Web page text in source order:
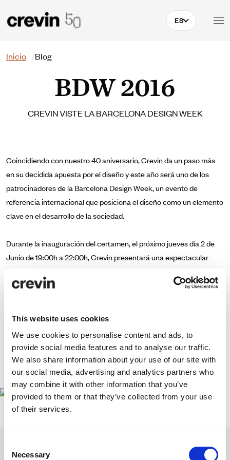
This website uses cookies
We use cookies to personalise content and ads, to
provide social media features and to analyse our traffic.
We also share information about your use of our site with
our social media, advertising and analytics partners who
may combine it with other information that you’ve
provided to them or that they’ve collected from your use
of their services.
Selection
Necessary
ES
Buscar
Inicio Blog
BDW 2016
CREVIN VISTE LA BARCELONA DESIGN WEEK
Coincidiendo con nuestro 40 aniversario, Crevin da un paso más
en su decidida apuesta por el diseño y este año será uno de los
patrocinadores de la Barcelona Design Week, un evento de
referencia internacional que posiciona el diseño como un elemento
clave en el desarrollo de la sociedad.
Durante la inauguración del certamen, el próximo jueves día 2 de
Junio de 19:00h a 22:00h, Crevin presentará una espectacular
instalación de arquitectura textil en el espacio exterior del edificio
Disseny HUB Barcelona, un evento distendido y abierto al público
que dará comienzo a la semana del diseño.
Fecha: 02/06/2016
Hora: 19:00 h
Lugar: Disseny HUB Barcelona